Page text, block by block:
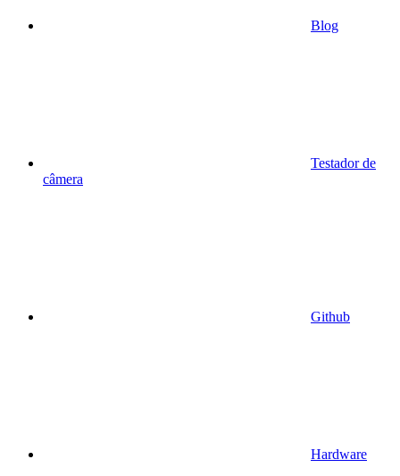
Blog
Testador de
câmera
Github
Hardware